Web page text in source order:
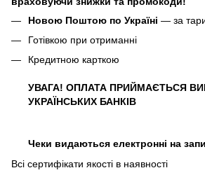
Новою Поштою по Україні — за
Готівкою при отриманні
Кредитною карткою
УВАГА! ОПЛАТА ПРИЙМАЄТЬСЯ
УКРАЇНСЬКИХ БАНКІВ
Чеки видаються електронні на
Всі сертифікати якості в наявності